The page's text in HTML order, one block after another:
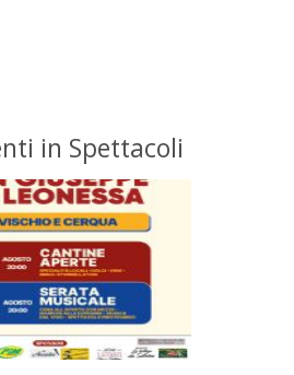
in Spettacoli